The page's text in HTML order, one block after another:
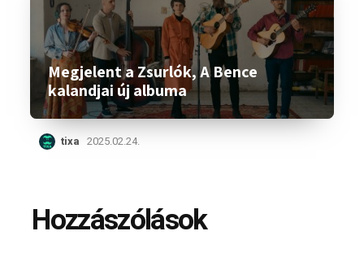
Megjelent a Zsurlók, A Bence
kalandjai új albuma
tixa 2025.02.24.
Hozzászólások